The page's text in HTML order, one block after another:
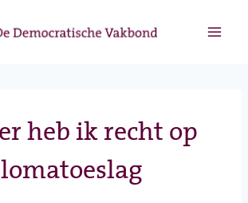
heb ik recht op